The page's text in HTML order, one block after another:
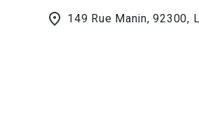
149 Rue Manin, 92300,